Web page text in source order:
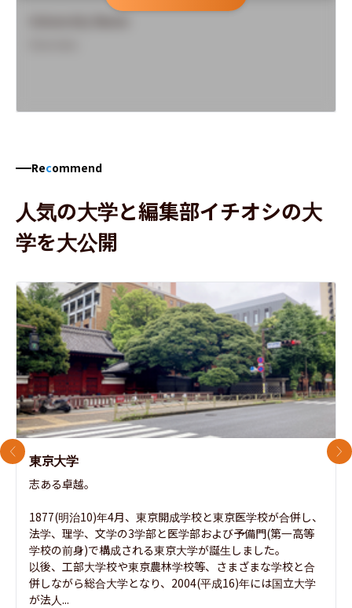
Recommend
人気の大学と編集部イチオシの大
学を大公開
東京大学
志ある卓越。
1877(明治10)年4月、東京開成学校と東京医学校が合併し、
法学、理学、文学の3学部と医学部および予備門(第一高等
学校の前身)で構成される東京大学が誕生しました。
以後、工部大学校や東京農林学校等、さまざまな学校と合
併しながら総合大学となり、2004(平成16)年には国立大学
が法人...
前のスライド 次